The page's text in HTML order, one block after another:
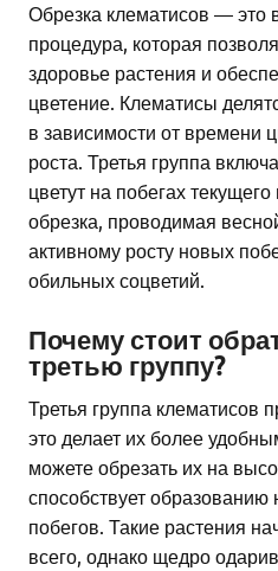
Обрезка клематисов — это
процедура, которая
здоровье растения и
цветение. Клематисы
в зависимости от времени
роста. Третья группа
цветут на побегах
обрезка, проводимая
активному росту новых
обильных соцветий.
Почему стоит
третью группу?
Третья группа клематисов
это делает их более
можете обрезать их на
способствует
побегов. Такие растения
всего, однако щедро